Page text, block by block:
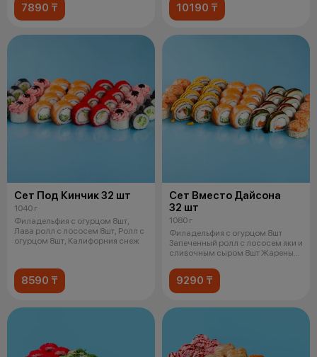
7890 ₸ 10190 ₸
Сет Под Кинчик 32 шт
1040 г
Филадельфия с огурцом 8шт,
Лава ролл с лососем 8шт, Ролл с
огурцом 8шт, Калифорния снеж
8590 ₸
Сет Вместо Дайсона
32 шт
1080 г
Филадельфия с огурцом 8шт
Запеченный ролл с лососем яки и
сливочным сыром 8шт Жареный
9290 ₸